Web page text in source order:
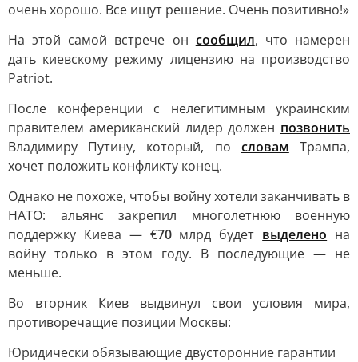
очень хорошо. Все ищут решение. Очень позитивно!»
На этой самой встрече он сообщил, что намерен
дать киевскому режиму лицензию на производство
Patriot.
После конференции с нелегитимным украинским
правителем американский лидер должен позвонить
Владимиру Путину, который, по словам Трампа,
хочет положить конфликту конец.
Однако не похоже, чтобы войну хотели заканчивать в
НАТО: альянс закрепил многолетнюю военную
поддержку Киева — €70млрд будет выделено на
войну только в этом году. В последующие — не
меньше.
Во вторник Киев выдвинул свои условия мира,
противоречащие позиции Москвы:
Юридически обязывающие двусторонние гарантии